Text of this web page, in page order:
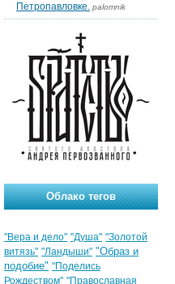
Петропавловке. palomnik
Облако тегов
"Вера и дело" "Душа" "Золотой
витязь" "Ландыши" "Образ и
подобие" "Поделись
Рождеством" "Православная